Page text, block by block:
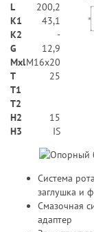
L
200,2
K1
43,1
K2
-
G
12,9
MxlM16x20
T
25
T1
T2
H2
15
Н3
IS
Система
заглушка и
Смазочная
адаптер